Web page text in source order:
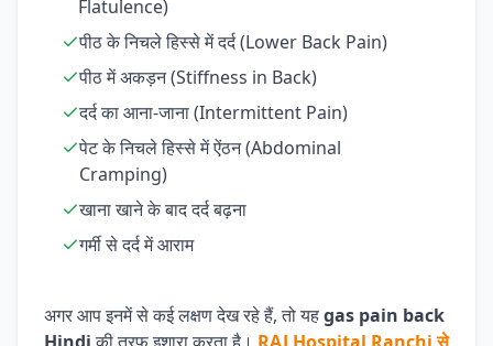
Flatulence)
पीठ के निचले हिस्से में दर्द (Lower Back Pain)
पीठ में अकड़न (Stiffness in Back)
दर्द का आना-जाना (Intermittent Pain)
पेट के निचले हिस्से में ऐंठन (Abdominal
Cramping)
खाना खाने के बाद दर्द बढ़ना
गर्मी से दर्द में आराम
अगर आप इनमें से कई लक्षण देख रहे हैं, तो यहgas pain back